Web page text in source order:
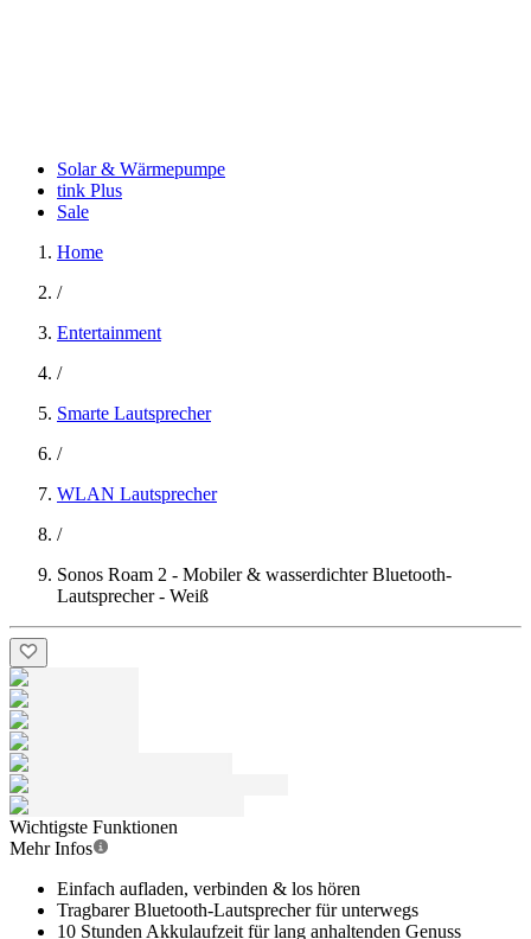
Solar & Wärmepumpe
tink Plus
Sale
Home
/
Entertainment
/
Smarte Lautsprecher
/
WLAN Lautsprecher
/
Sonos Roam 2 - Mobiler & wasserdichter Bluetooth-
Lautsprecher - Weiß
Wichtigste Funktionen
Mehr Infos
Einfach aufladen, verbinden & los hören
Tragbarer Bluetooth-Lautsprecher für unterwegs
10 Stunden Akkulaufzeit für lang anhaltenden Genuss